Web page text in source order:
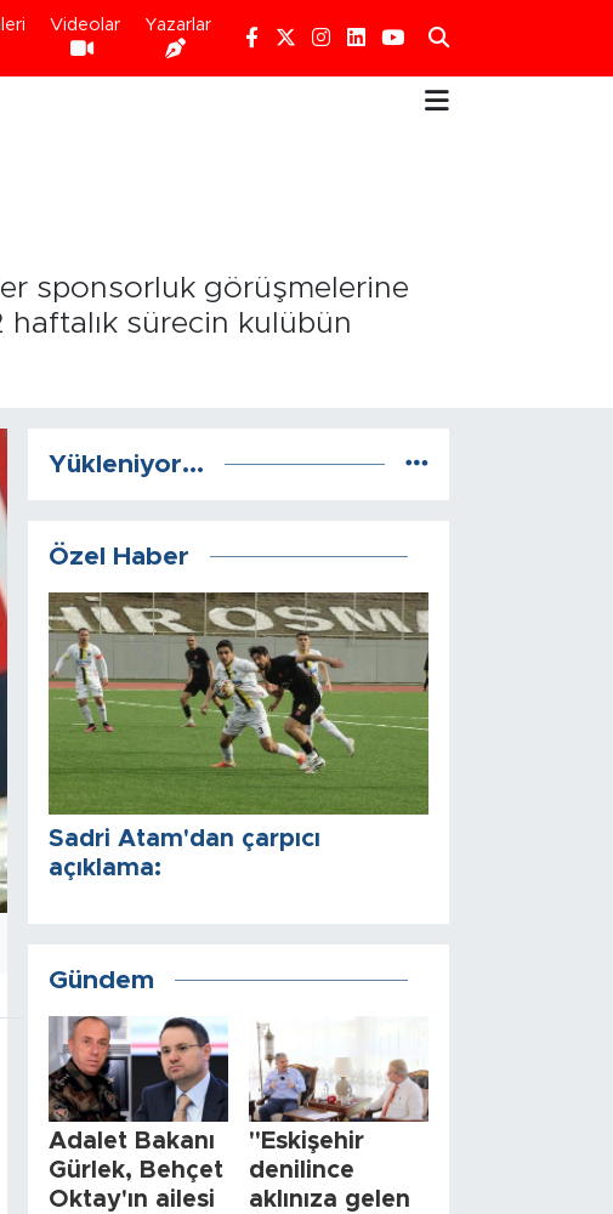
Videolar Yazarlar
sponsorluk görüşmelerine
haftalık sürecin kulübün
Yükleniyor...
Özel Haber
Sadri Atam'dan çarpıcı
açıklama:
Gündem
Adalet Bakanı
Gürlek, Behçet
Oktay'ın ailesi
"Eskişehir
denilince
aklınıza gelen